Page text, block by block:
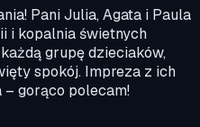
Pani Julia, Agata i Paula
i kopalnia świetnych
grupę dzieciaków,
spokój. Impreza z ich
– gorąco polecam!